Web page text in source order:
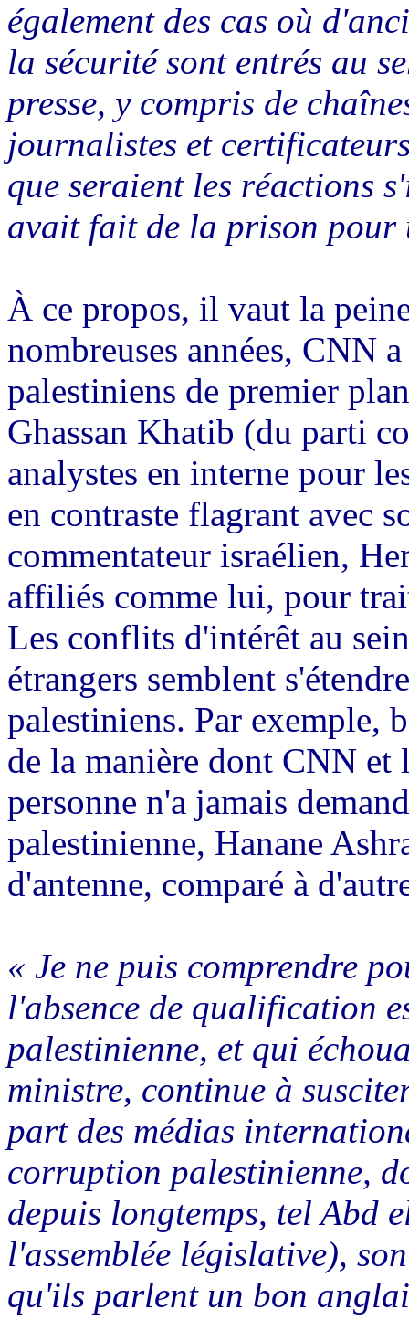
également des cas où
la sécurité sont entrés au
presse, y compris de
journalistes et
que seraient les réactions
avait fait de la prison pour
À ce propos, il vaut la
nombreuses années, CNN
palestiniens de premier
Ghassan Khatib (du parti
analystes en interne pour
en contraste flagrant avec
commentateur israélien,
affiliés comme lui, pour
Les conflits d'intérêt au
étrangers semblent
palestiniens. Par exemple,
de la manière dont CNN
personne n'a jamais
palestinienne, Hanane
d'antenne, comparé à
« Je ne puis comprendre
l'absence de qualification
palestinienne, et qui
ministre, continue à
part des médias
corruption palestinienne,
depuis longtemps, tel Abd
l'assemblée législative),
qu'ils parlent un bon